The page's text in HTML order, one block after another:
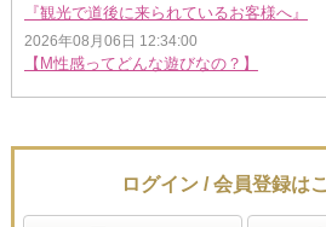
『観光で道後に来られているお客様へ』
【M性感ってどんな遊びなの？】
2026年08月06日 12:34:00
ログイン / 会員登録は